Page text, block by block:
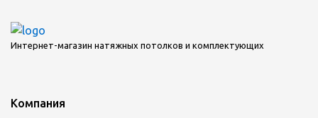
Интернет-магазин натяжных потолков и комплектующих
Компания